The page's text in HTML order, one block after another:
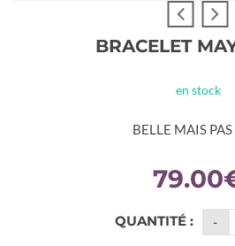
BRACELET
en stock
BELLE MAIS
79.00
QUANTITÉ :